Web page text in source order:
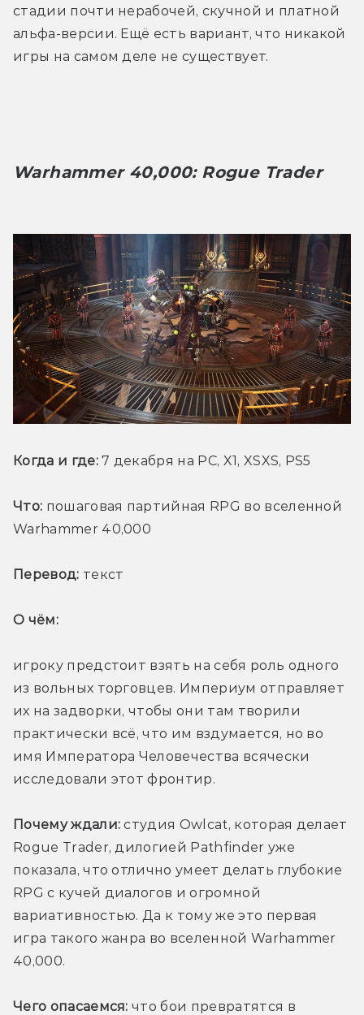
стадии почти нерабочей, скучной и платной
альфа-версии. Ещё есть вариант, что никакой
игры на самом деле не существует.
Warhammer 40,000: Rogue Trader
Когда и где: 7 декабря на PC, X1, XSXS, PS5
Что: пошаговая партийная RPG во вселенной
Warhammer 40,000
Перевод: текст
О чём:
игроку предстоит взять на себя роль одного
из вольных торговцев. Империум отправляет
их на задворки, чтобы они там творили
практически всё, что им вздумается, но во
имя Императора Человечества всячески
исследовали этот фронтир.
Почему ждали: студия Owlcat, которая делает
Rogue Trader, дилогией Pathfinder уже
показала, что отлично умеет делать глубокие
RPG с кучей диалогов и огромной
вариативностью. Да к тому же это первая
игра такого жанра во вселенной Warhammer
40,000.
Чего опасаемся: что бои превратятся в